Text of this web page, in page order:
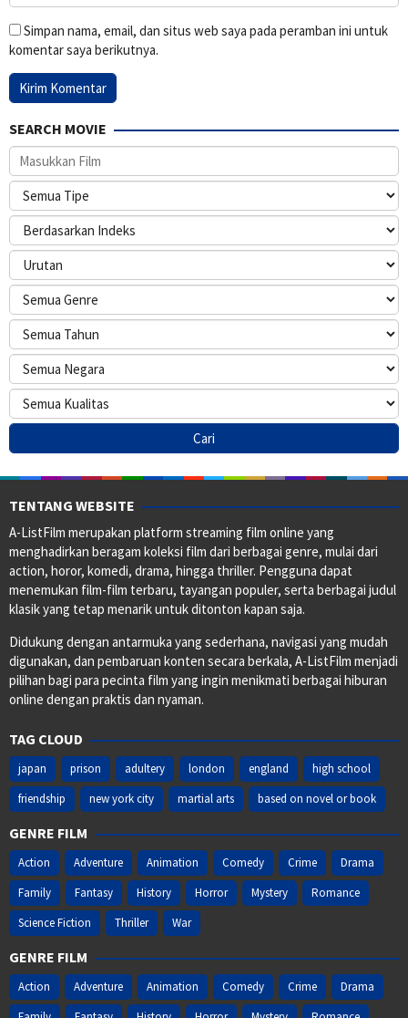
Simpan nama, email, dan situs web saya pada peramban ini untuk
komentar saya berikutnya.
SEARCH MOVIE
TENTANG WEBSITE
A-ListFilm merupakan platform streaming film online yang
menghadirkan beragam koleksi film dari berbagai genre, mulai dari
action, horor, komedi, drama, hingga thriller. Pengguna dapat
menemukan film-film terbaru, tayangan populer, serta berbagai judul
klasik yang tetap menarik untuk ditonton kapan saja.
Didukung dengan antarmuka yang sederhana, navigasi yang mudah
digunakan, dan pembaruan konten secara berkala, A-ListFilm menjadi
pilihan bagi para pecinta film yang ingin menikmati berbagai hiburan
online dengan praktis dan nyaman.
TAG CLOUD
japan prison adultery london england
high school
friendship
new york city martial arts based on novel or book
GENRE FILM
Action Adventure Animation Comedy Crime
Drama
Family
Fantasy History Horror Mystery
Romance
Science Fiction
Thriller War
GENRE FILM
Action Adventure Animation Comedy Crime
Drama